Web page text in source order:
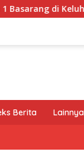
Keluhkan Warga
Berita Lainnya